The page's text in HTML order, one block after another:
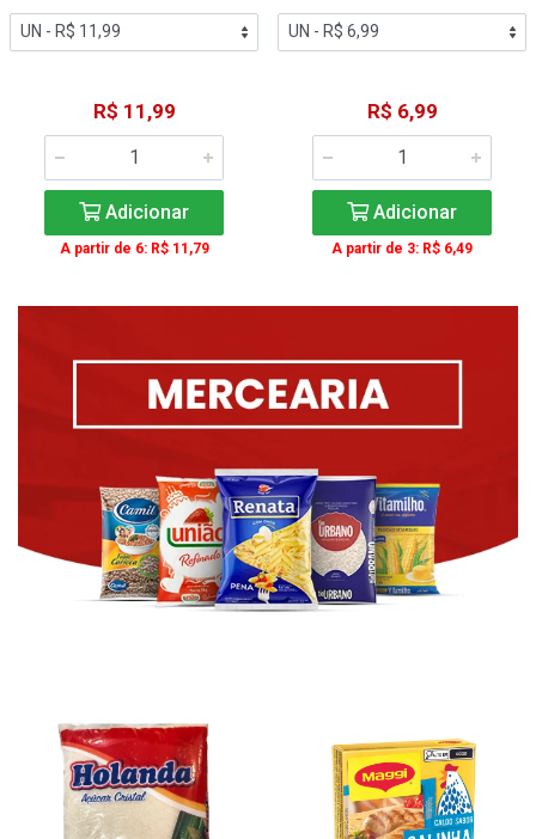
R$ 11,99
Adicionar
A partir de 6: R$ 11,79
R$ 6,99
Adicionar
A partir de 3: R$ 6,49